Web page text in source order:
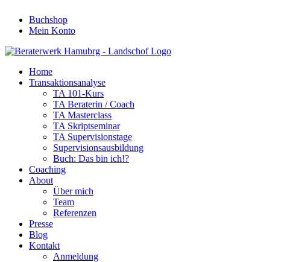
Buchshop
Mein Konto
Home
Transaktionsanalyse
TA 101-Kurs
TA Beraterin / Coach
TA Masterclass
TA Skriptseminar
TA Supervisionstage
Supervisionsausbildung
Buch: Das bin ich!?
Coaching
About
Über mich
Team
Referenzen
Presse
Blog
Kontakt
Anmeldung